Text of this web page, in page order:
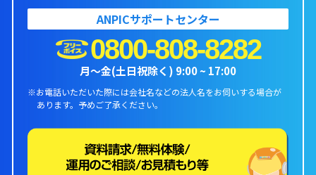
ANPICサポートセンター
0800-808-8282
月〜金(土日祝除く) 9:00 ~ 17:00
※お電話いただいた際には会社名などの法人名をお伺いする場合が
あります。 予めご了承ください。